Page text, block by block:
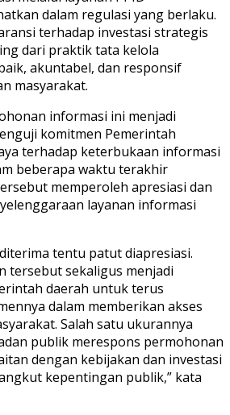
dalam regulasi yang berlaku.
terhadap investasi strategis
dari praktik tata kelola
akuntabel, dan responsif
masyarakat.
informasi ini menjadi
komitmen Pemerintah
terhadap keterbukaan informasi
beberapa waktu terakhir
memperoleh apresiasi dan
layanan informasi
tentu patut diapresiasi.
tersebut sekaligus menjadi
daerah untuk terus
dalam memberikan akses
Salah satu ukurannya
publik merespons permohonan
dengan kebijakan dan investasi
kepentingan publik,” kata